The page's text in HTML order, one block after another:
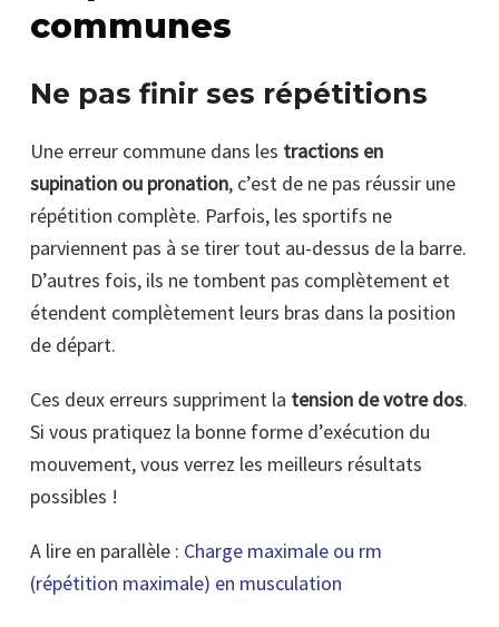
communes
Ne pas finir ses répétitions
Une erreur commune dans les tractions en
supination ou pronation, c’est de ne pas réussir une
répétition complète. Parfois, les sportifs ne
parviennent pas à se tirer tout au-dessus de la barre.
D’autres fois, ils ne tombent pas complètement et
étendent complètement leurs bras dans la position
de départ.
Ces deux erreurs suppriment la tension de votre dos.
Si vous pratiquez la bonne forme d’exécution du
mouvement, vous verrez les meilleurs résultats
possibles !
A lire en parallèle : Charge maximale ou rm
(répétition maximale) en musculation